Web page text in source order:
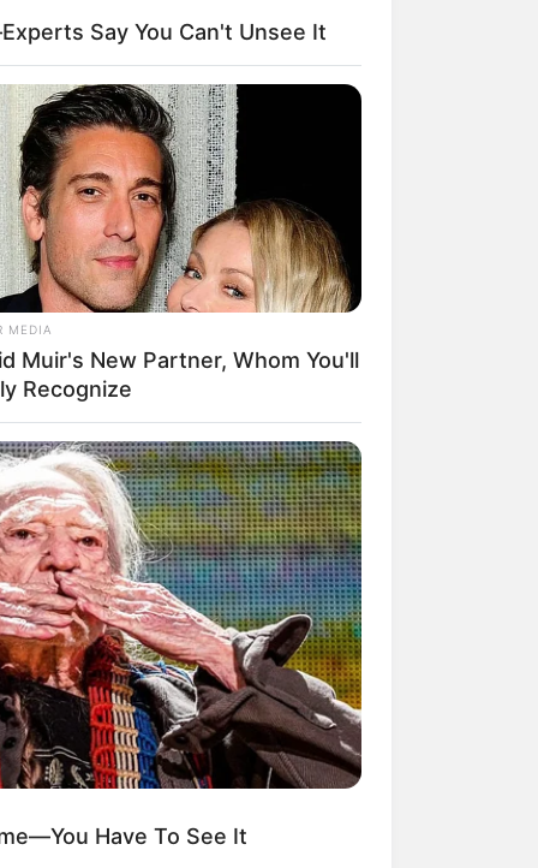
Mainstream, 10 Cara
Barang Belanjaan
Warga Thailand
Banget! 10 Pose Lucu
yang Bikin Ketawa
10 Kalimat Baper
Bahasa Jawa Ini Bikin
Abis
Say You Can't Unsee It
MEDIA
Muir's New Partner, Whom You'll
Recognize
Have To See It